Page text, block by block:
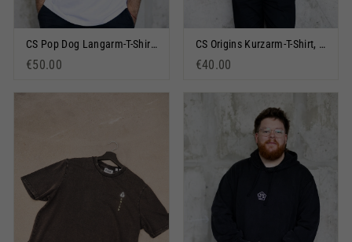
CS Pop Dog Langarm-T-Shirt Weiß
€50.00
CS Origins Kurzarm-T-Shirt, Schwarz gewaschen
€40.00